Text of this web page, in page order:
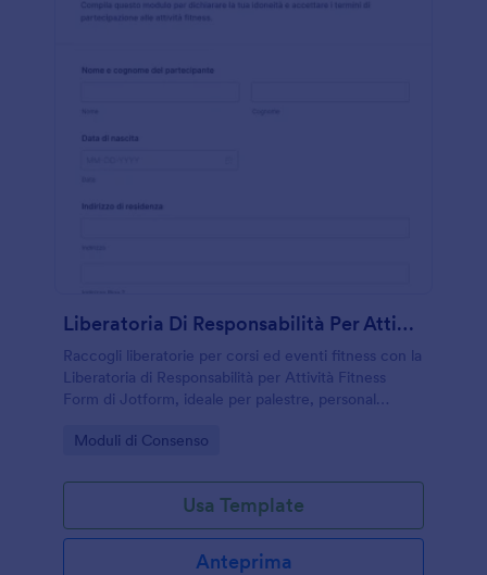
Liberatoria Di Responsabilità Per Attività Fitness
Raccogli liberatorie per corsi ed eventi fitness con la
Liberatoria di Responsabilità per Attività Fitness
Form di Jotform, ideale per palestre, personal
e raccolta dati online.
Go to Category:
Moduli di Consenso
Usa Template
Anteprima